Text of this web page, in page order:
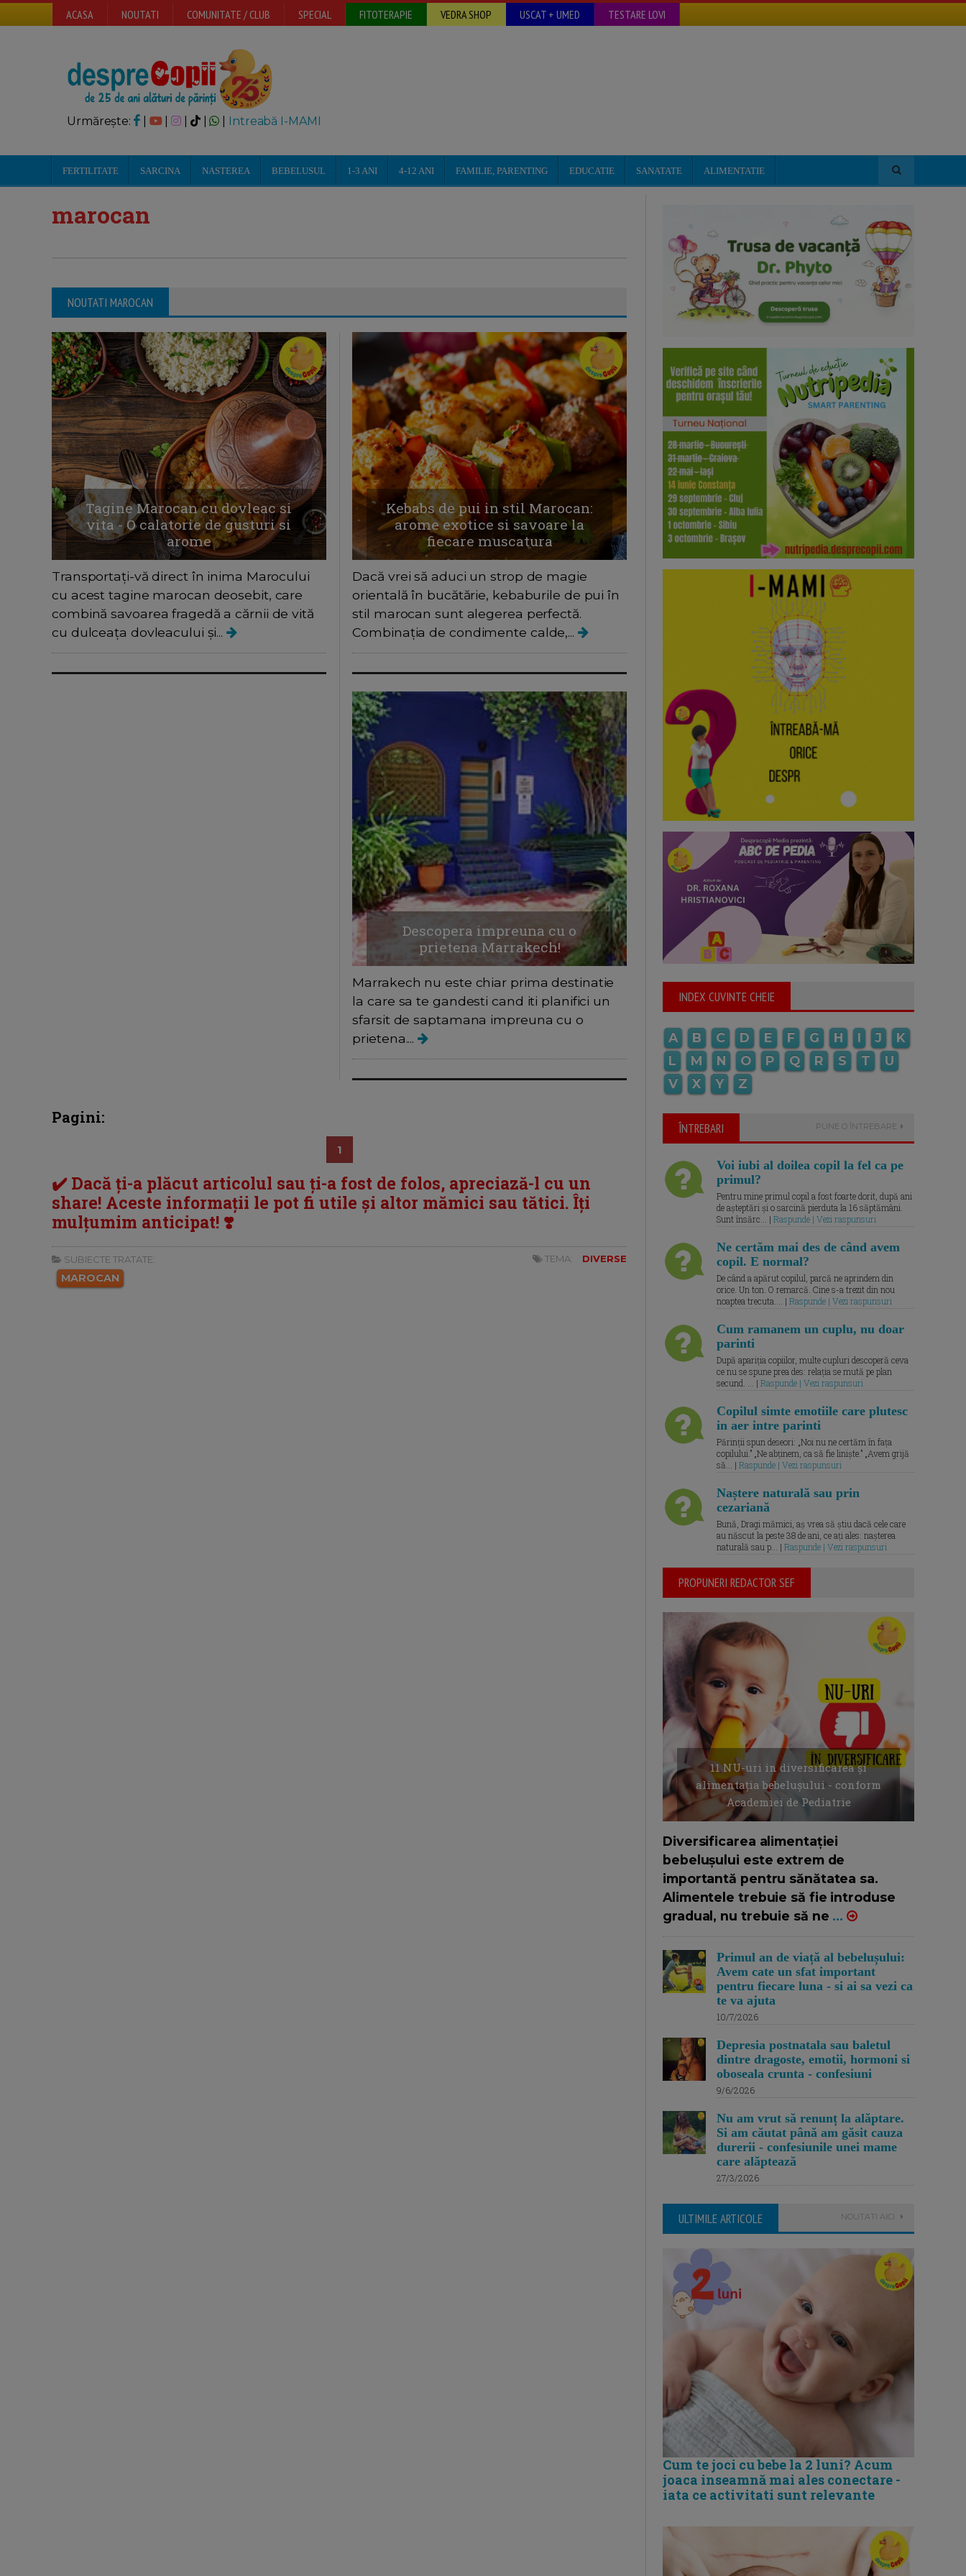
ACASA NOUTATI COMUNITATE / CLUB SPECIAL FITOTERAPIE VEDRA SHOP USCAT + UMED TESTARE LOVI
Urmărește: | | Intreabă I-MAMI
FERTILITATE SARCINA NASTEREA BEBELUSUL 1-3 ANI 4-12 ANI FAMILIE, PARENTING EDUCATIE SANATATE ALIMENTATIE
marocan
NOUTATI MAROCAN
Tagine Marocan cu dovleac si
vita - O calatorie de gusturi si
arome
Transportați-vă direct în inima Marocului
cu acest tagine marocan deosebit, care
combină savoarea fragedă a cărnii de vită
cu dulceața dovleacului și...
Kebabs de pui in stil Marocan:
arome exotice si savoare la
fiecare muscatura
Dacă vrei să aduci un strop de magie
orientală în bucătărie, kebaburile de pui în
stil marocan sunt alegerea perfectă.
Combinația de condimente calde,...
Descopera impreuna cu o
prietena Marrakech!
Marrakech nu este chiar prima destinatie
la care sa te gandesti cand iti planifici un
sfarsit de saptamana impreuna cu o
prietena....
Pagini:
1
✔️ Dacă ți-a plăcut articolul sau ți-a fost de folos, apreciază-l cu un
share! Aceste informații le pot fi utile și altor mămici sau tătici. Îți
mulțumim anticipat! ❣️
SUBIECTE TRATATE:
MAROCAN
TEMA: DIVERSE
INDEX CUVINTE CHEIE
A B C D E F G H I J
K
L
M N O P Q R S T
U
V
X Y Z
ÎNTREBARI PUNE O ÎNTREBARE
Voi iubi al doilea copil la fel ca pe
primul?
Pentru mine primul copil a fost foarte dorit, după ani
de așteptări și o sarcină pierduta la 16 săptămâni.
Sunt însărc... | Raspunde | Vezi raspunsuri
Ne certăm mai des de când avem
copil. E normal?
De când a apărut copilul, parcă ne aprindem din
orice. Un ton. O remarcă. Cine s-a trezit din nou
noaptea trecuta.... | Raspunde | Vezi raspunsuri
Cum ramanem un cuplu, nu doar
parinti
După apariția copiilor, multe cupluri descoperă ceva
ce nu se spune prea des: relația se mută pe plan
secund. ... | Raspunde | Vezi raspunsuri
Copilul simte emotiile care plutesc
in aer intre parinti
Părinții spun deseori: „Noi nu ne certăm în fața
copilului.” „Ne abținem, ca să fie liniște.” „Avem grijă
să... | Raspunde | Vezi raspunsuri
Naștere naturală sau prin
cezariană
Bună, Dragi mămici, aș vrea să știu dacă cele care
au născut la peste 38 de ani, ce ați ales: nașterea
naturală sau p... | Raspunde | Vezi raspunsuri
PROPUNERI REDACTOR SEF
11 NU-uri in diversificarea și
alimentația bebelușului - conform
Academiei de Pediatrie
Diversificarea alimentației
bebelușului este extrem de
importantă pentru sănătatea sa.
Alimentele trebuie să fie introduse
gradual, nu trebuie să ne ...
Primul an de viață al bebelușului:
Avem cate un sfat important
pentru fiecare luna - si ai sa vezi ca
te va ajuta
10/7/2026
Depresia postnatala sau baletul
dintre dragoste, emotii, hormoni si
oboseala crunta - confesiuni
9/6/2026
Nu am vrut să renunț la alăptare.
Si am căutat până am găsit cauza
durerii - confesiunile unei mame
care alăptează
27/3/2026
ULTIMILE ARTICOLE NOUTATI AICI
Cum te joci cu bebe la 2 luni? Acum
joaca inseamnă mai ales conectare -
iata ce activitati sunt relevante